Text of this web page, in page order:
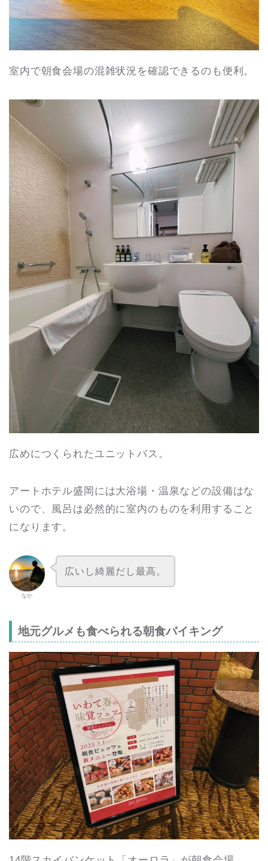
室内で朝食会場の混雑状況を確認できるのも便利。
広めにつくられたユニットバス。
アートホテル盛岡には大浴場・温泉などの設備はな
いので、風呂は必然的に室内のものを利用すること
になります。
なか
広いし綺麗だし最高。
地元グルメも食べられる朝食バイキング